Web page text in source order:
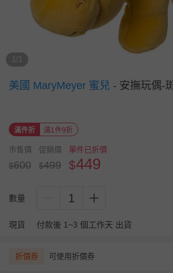
1/1
美國 MaryMeyer 蜜兒 - 安撫玩偶-
滿件折 滿1件9折
市售價
$600
促銷價
$499
單件已折價
$449
數量 1
現貨 付款後 1~3 個工作天 出貨
折價券 可使用折價券